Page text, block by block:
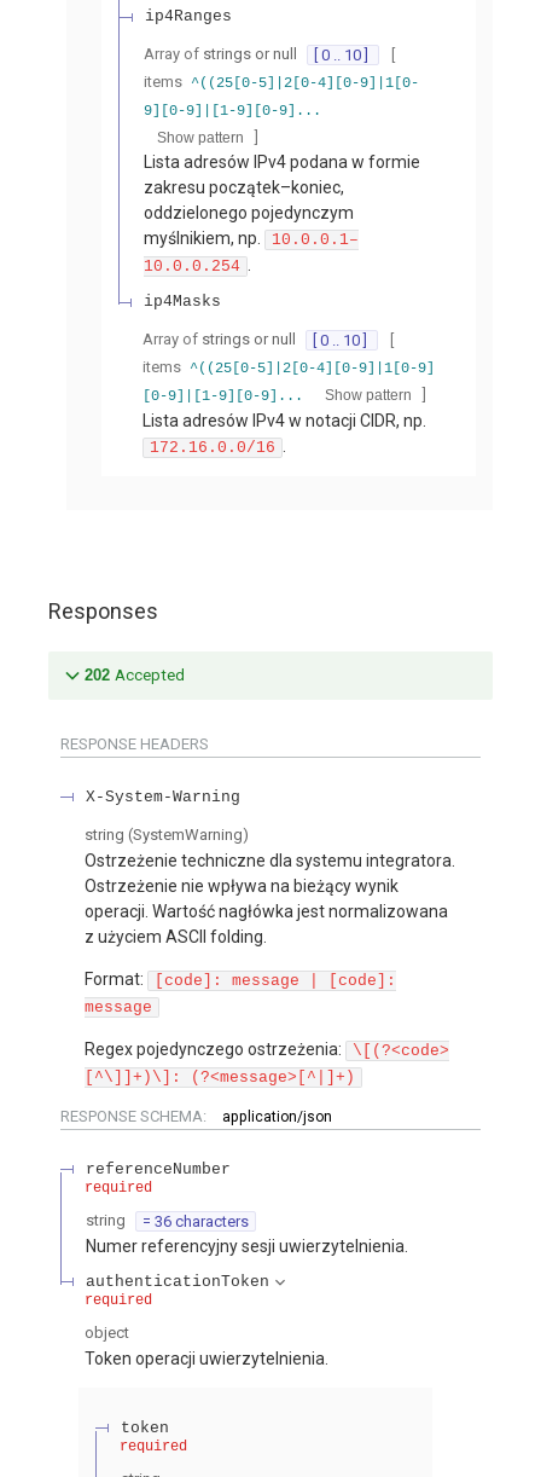
ip4Ranges
Array of strings or null [ 0 .. 10 ]
items ^((25[0-5]|2[0-4][0-9]|1[0-
9][0-9]|[1-9][0-9]...
Show pattern
]
Lista adresów IPv4 podana w formie
zakresu początek–koniec,
oddzielonego pojedynczym
myślnikiem, np.
10.0.0.1–
10.0.0.254
ip4Masks
Array of strings or null [ 0 .. 10 ]
items ^((25[0-5]|2[0-4][0-9]|1[0-9]
[0-9]|[1-9][0-9]...
Show pattern
Lista adresów IPv4 w notacji CIDR, np.
172.16.0.0/16
Responses
202 Accepted
RESPONSE HEADERS
X-System-Warning
string (SystemWarning)
Ostrzeżenie techniczne dla systemu integratora.
Ostrzeżenie nie wpływa na bieżący wynik
operacji. Wartość nagłówka jest normalizowana
z użyciem ASCII folding.
Format:
[code]: message | [code]:
message
Regex pojedynczego ostrzeżenia:
\[(?<code>
[^\]]+)\]: (?<message>[^|]+)
RESPONSE SCHEMA: application/json
referenceNumber
required
string = 36 characters
Numer referencyjny sesji uwierzytelnienia.
authenticationToken
required
object
Token operacji uwierzytelnienia.
token
required